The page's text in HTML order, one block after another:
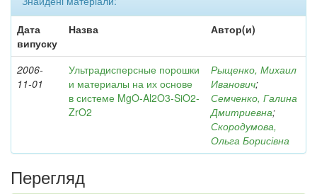
Дата
випуску
Назва Автор(и)
2006-
11-01
Ультрадисперсные порошки
и материалы на их основе
в системе MgO-Al2O3-SiO2-
ZrO2
Рыщенко, Михаил
Иванович;
Семченко, Галина
Дмитриевна;
Скородумова,
Ольга Борисівна
Перегляд